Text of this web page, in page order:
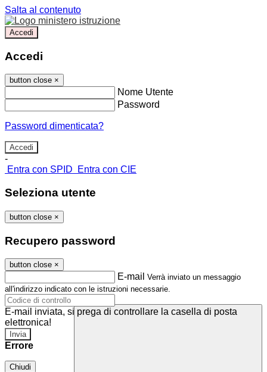
Salta al contenuto
Accedi
Accedi
button close ×
Nome Utente
Password
Password dimenticata?
-
Entra con SPID
Entra con CIE
Seleziona utente
button close ×
Recupero password
button close ×
E-mail Verrà inviato un messaggio
all'indirizzo indicato con le istruzioni necessarie.
E-mail inviata, si prega di controllare la casella di posta
elettronica!
Errore
Chiudi